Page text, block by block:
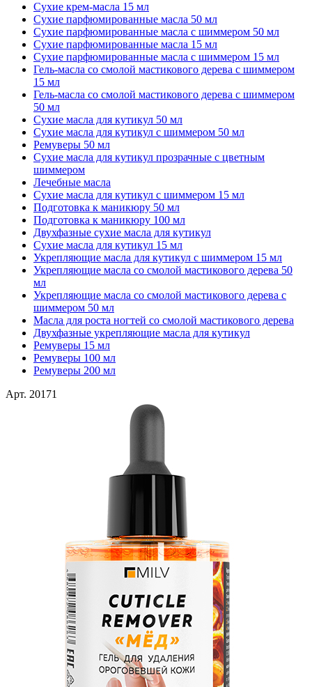
Сухие крем-масла 15 мл
Сухие парфюмированные масла 50 мл
Сухие парфюмированные масла с шиммером 50 мл
Сухие парфюмированные масла 15 мл
Сухие парфюмированные масла с шиммером 15 мл
Гель-масла со смолой мастикового дерева с шиммером
15 мл
Гель-масла со смолой мастикового дерева с шиммером
50 мл
Сухие масла для кутикул 50 мл
Сухие масла для кутикул с шиммером 50 мл
Ремуверы 50 мл
Сухие масла для кутикул прозрачные с цветным
шиммером
Лечебные масла
Сухие масла для кутикул с шиммером 15 мл
Подготовка к маникюру 50 мл
Подготовка к маникюру 100 мл
Двухфазные сухие масла для кутикул
Сухие масла для кутикул 15 мл
Укрепляющие масла для кутикул с шиммером 15 мл
Укрепляющие масла со смолой мастикового дерева 50
мл
Укрепляющие масла со смолой мастикового дерева с
шиммером 50 мл
Масла для роста ногтей со смолой мастикового дерева
Двухфазные укрепляющие масла для кутикул
Ремуверы 15 мл
Ремуверы 100 мл
Ремуверы 200 мл
Арт. 20171